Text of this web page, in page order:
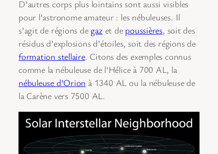
D’autres corps plus lointains sont aussi visibles
pour l’astronome amateur : les nébuleuses. Il
s’agit de régions de gazet de poussières, soit des
résidus d’explosions d’étoiles, soit des régions de
formation stellaire. Citons des exemples connus
comme la nébuleuse de l’Hélice à 700 AL, la
nébuleuse d’Orion à 1340 AL ou la nébuleuse de
la Carène vers 7500 AL.